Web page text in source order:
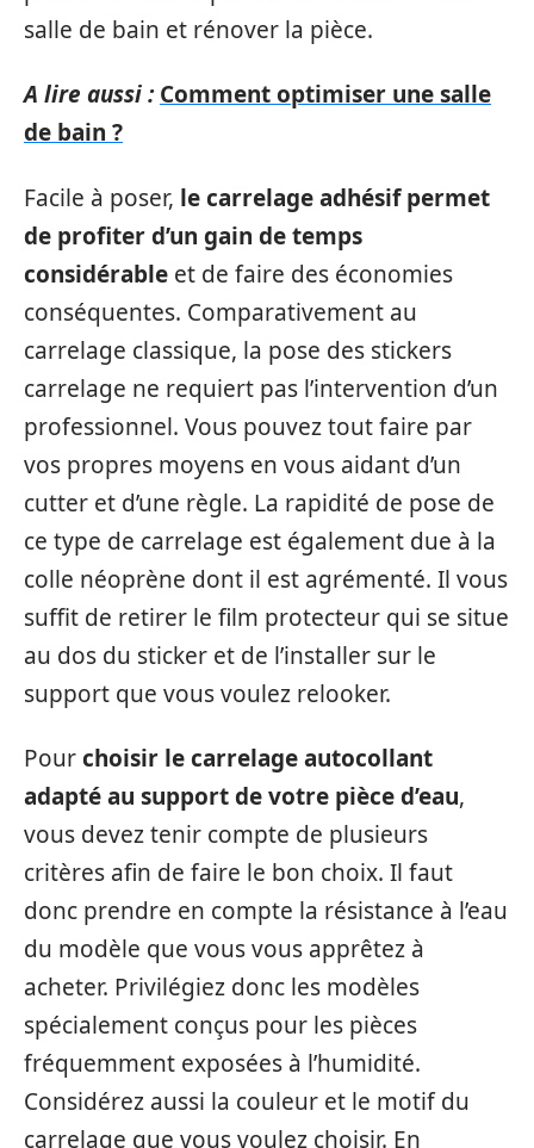
salle de bain et rénover la pièce.
A lire aussi : Comment optimiser une salle
de bain ?
Facile à poser, le carrelage adhésif permet
de profiter d’un gain de temps
considérable et de faire des économies
conséquentes. Comparativement au
carrelage classique, la pose des stickers
carrelage ne requiert pas l’intervention d’un
professionnel. Vous pouvez tout faire par
vos propres moyens en vous aidant d’un
cutter et d’une règle. La rapidité de pose de
ce type de carrelage est également due à la
colle néoprène dont il est agrémenté. Il vous
suffit de retirer le film protecteur qui se situe
au dos du sticker et de l’installer sur le
support que vous voulez relooker.
Pourchoisir le carrelage autocollant
adapté au support de votre pièce d’eau,
vous devez tenir compte de plusieurs
critères afin de faire le bon choix. Il faut
donc prendre en compte la résistance à l’eau
du modèle que vous vous apprêtez à
acheter. Privilégiez donc les modèles
spécialement conçus pour les pièces
fréquemment exposées à l’humidité.
Considérez aussi la couleur et le motif du
carrelage que vous voulez choisir. En